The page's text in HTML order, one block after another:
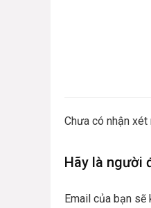
Chưa có nhận xét
Hãy là người
Email của bạn sẽ